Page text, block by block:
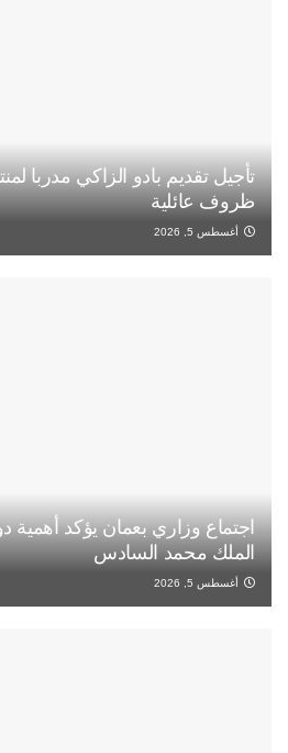
تأجيل تقديم بادو الزاكي مدربا
ظروف عائلية
أغسطس 5, 2026
اجتماع وزاري بعمان يؤكد أهمية
الملك محمد السادس
أغسطس 5, 2026